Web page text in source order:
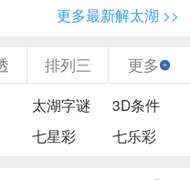
更多最新解太湖 >>
排列三 更多
太湖字谜
3D条件
七星彩 七乐彩